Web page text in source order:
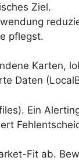
Ziel.
pflegst.
Karten,
Daten
Ein
Fit ab.